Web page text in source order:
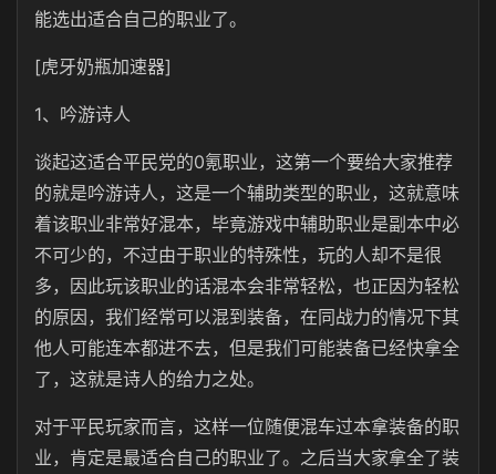
能选出适合自己的职业了。
[虎牙奶瓶加速器]
1、吟游诗人
谈起这适合平民党的0氪职业，这第一个要给大家推荐
的就是吟游诗人，这是一个辅助类型的职业，这就意味
着该职业非常好混本，毕竟游戏中辅助职业是副本中必
不可少的，不过由于职业的特殊性，玩的人却不是很
多，因此玩该职业的话混本会非常轻松，也正因为轻松
的原因，我们经常可以混到装备，在同战力的情况下其
他人可能连本都进不去，但是我们可能装备已经快拿全
了，这就是诗人的给力之处。
对于平民玩家而言，这样一位随便混车过本拿装备的职
业，肯定是最适合自己的职业了。之后当大家拿全了装